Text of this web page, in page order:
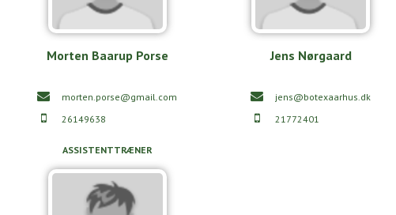
Morten Baarup Porse
morten.porse@gmail.com
26149638
Jens Nørgaard
jens@botexaarhus.dk
21772401
ASSISTENTTRÆNER